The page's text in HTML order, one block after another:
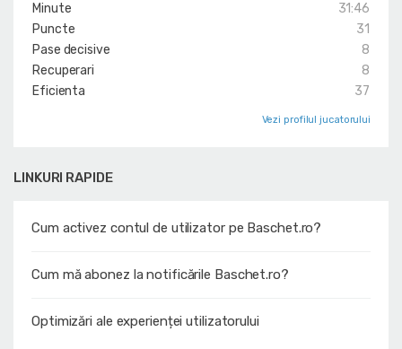
Minute
31:46
Puncte
31
Pase decisive
8
Recuperari
8
Eficienta
37
Vezi profilul jucatorului
LINKURI RAPIDE
Cum activez contul de utilizator pe Baschet.ro?
Cum mă abonez la notificările Baschet.ro?
Optimizări ale experienței utilizatorului